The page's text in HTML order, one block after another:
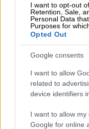
I want to opt-out
Retention, Sale,
Personal Data
Purposes for
Opted Out
Google consents
I want to allow
related to
device identifiers
I want to allow
Google for online
και τους
Ανακοίνωσε ότι
διακοίνωση
ενημερώσει
Το σερβικό
ανάρμοστη» την
και υποστηρίζει
κρατικές αρχές